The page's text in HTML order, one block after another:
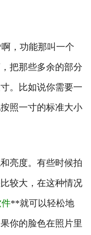
，功能那叫一个
把那些多余的部分
。比如说你需要一
照一寸的标准大小
亮度。有些时候拍
较大，在这种情况
**就可以轻松地
你的脸色在照片里